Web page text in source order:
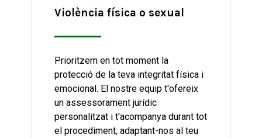
Violència física o sexual
Prioritzem en tot moment la
protecció de la teva integritat física i
emocional. El nostre equip t'ofereix
un assessorament jurídic
personalitzat i t'acompanya durant tot
el procediment, adaptant-nos al teu